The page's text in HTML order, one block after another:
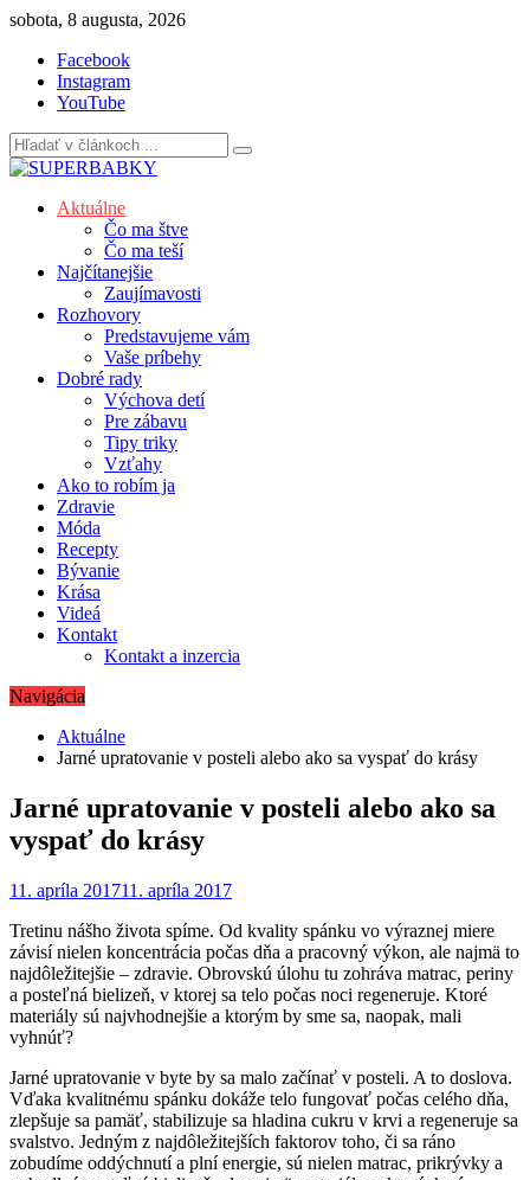
Skip
content
sobota, 8 augusta, 2026
Facebook
Instagram
YouTube
Aktuálne
Čo ma štve
Čo ma teší
Najčítanejšie
Zaujímavosti
Rozhovory
Predstavujeme vám
Vaše príbehy
Dobré rady
Výchova detí
Pre zábavu
Tipy triky
Vzťahy
Ako to robím ja
Zdravie
Móda
Recepty
Bývanie
Krása
Videá
Kontakt
Kontakt a inzercia
Navigácia
Aktuálne
Jarné upratovanie v posteli alebo ako sa vyspať do krásy
Jarné upratovanie v posteli alebo ako sa
vyspať do krásy
11. apríla 201711. apríla 2017
Tretinu nášho života spíme. Od kvality spánku vo výraznej miere
závisí nielen koncentrácia počas dňa a pracovný výkon, ale najmä to
najdôležitejšie – zdravie. Obrovskú úlohu tu zohráva matrac, periny
a posteľná bielizeň, v ktorej sa telo počas noci regeneruje. Ktoré
materiály sú najvhodnejšie a ktorým by sme sa, naopak, mali
vyhnúť?
Jarné upratovanie v byte by sa malo začínať v posteli. A to doslova.
Vďaka kvalitnému spánku dokáže telo fungovať počas celého dňa,
zlepšuje sa pamäť, stabilizuje sa hladina cukru v krvi a regeneruje sa
svalstvo. Jedným z najdôležitejších faktorov toho, či sa ráno
zobudíme oddýchnutí a plní energie, sú nielen matrac, prikrývky a